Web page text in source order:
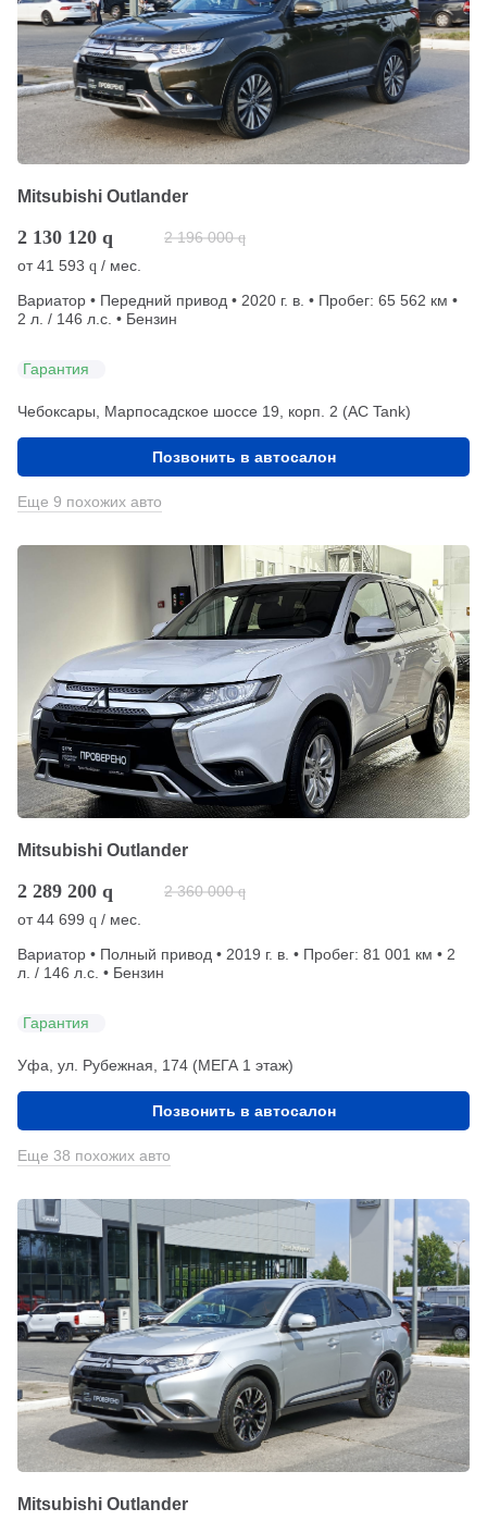
Mitsubishi Outlander
2 130 120 q 2 196 000 q
от41 593 q / мес.
Вариатор • Передний привод • 2020 г. в. • Пробег: 65 562 км •
2 л. / 146 л.с. • Бензин
Гарантия
Чебоксары, Марпосадское шоссе 19, корп. 2 (АС Tank)
Позвонить в автосалон
Еще 9 похожих авто
Mitsubishi Outlander
2 289 200 q 2 360 000 q
от44 699 q / мес.
Вариатор • Полный привод • 2019 г. в. • Пробег: 81 001 км • 2
л. / 146 л.с. • Бензин
Гарантия
Уфа, ул. Рубежная, 174 (МЕГА 1 этаж)
Позвонить в автосалон
Еще 38 похожих авто
Mitsubishi Outlander